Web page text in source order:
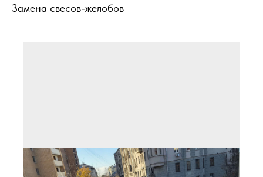
Замена свесов-желобов